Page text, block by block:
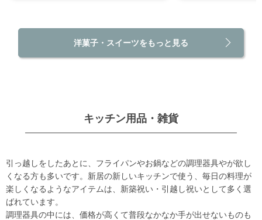
洋菓子・スイーツをもっと見る
キッチン用品・雑貨
引っ越しをしたあとに、フライパンやお鍋などの調理器具やが欲し
くなる方も多いです。新居の新しいキッチンで使う、毎日の料理が
楽しくなるようなアイテムは、新築祝い・引越し祝いとして多く選
ばれています。
調理器具の中には、価格が高くて普段なかなか手が出せないものも